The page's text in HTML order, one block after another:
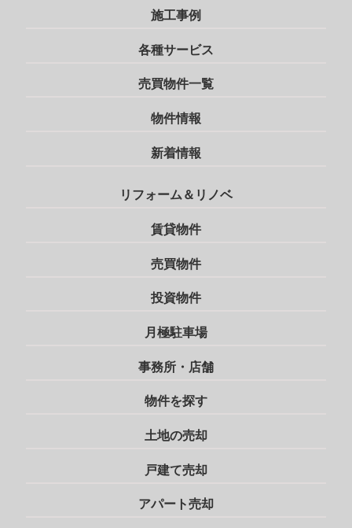
施工事例
各種サービス
売買物件一覧
物件情報
新着情報
リフォーム＆リノベ
賃貸物件
売買物件
投資物件
月極駐車場
事務所・店舗
物件を探す
土地の売却
戸建て売却
アパート売却